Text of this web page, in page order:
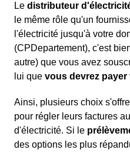
Le distributeur
le même rôle qu'un
l'électricité jusqu'à votre
(CPDepartement), c'est
autre) que vous avez
lui que vous devrez
Ainsi, plusieurs choix
pour régler leurs factures
d'électricité. Si le
des options les plus